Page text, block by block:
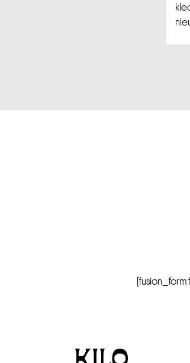
[fusion_form